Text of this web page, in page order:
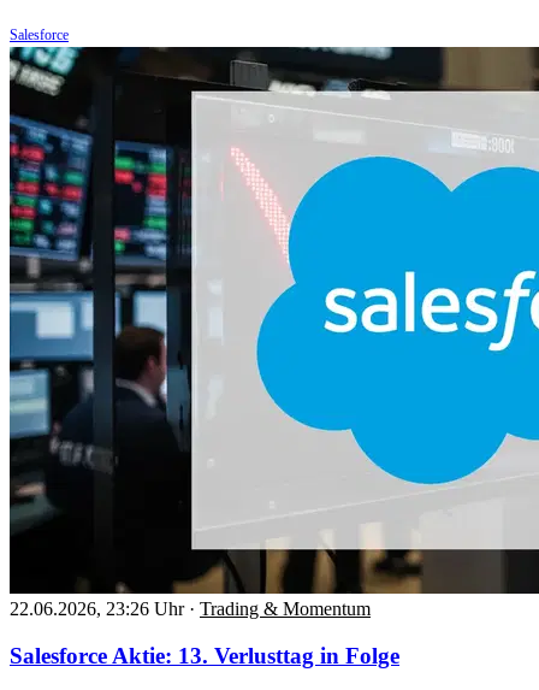
Salesforce
22.06.2026, 23:26 Uhr · Trading & Momentum
Salesforce Aktie: 13. Verlusttag in Folge